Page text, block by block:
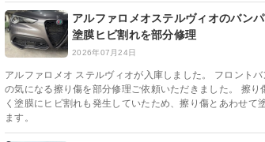
アルファロメオステルヴィオのバン
塗膜ヒビ割れを部分修理
2026年07月24日
アルファロメオ ステルヴィオが入庫しました。 フロント
の気になる擦り傷を部分修理ご依頼いただきました。 擦り
く塗膜にヒビ割れも発生していたため、擦り傷とあわせて
ます。